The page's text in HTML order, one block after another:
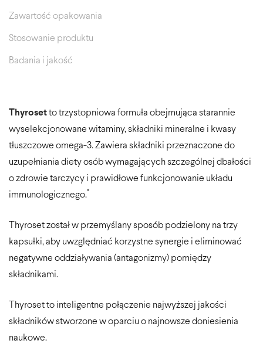
Zawartość opakowania
Stosowanie produktu
Badania i jakość
Thyroset to trzystopniowa formuła obejmująca starannie
wyselekcjonowane witaminy, składniki mineralne i kwasy
tłuszczowe omega-3. Zawiera składniki przeznaczone do
uzupełniania diety osób wymagających szczególnej dbałości
o zdrowie tarczycy i prawidłowe funkcjonowanie układu
immunologicznego.*
Thyroset został w przemyślany sposób podzielony na trzy
kapsułki, aby uwzględniać korzystne synergie i eliminować
negatywne oddziaływania (antagonizmy) pomiędzy
składnikami.
Thyroset to inteligentne połączenie najwyższej jakości
składników stworzone w oparciu o najnowsze doniesienia
naukowe.